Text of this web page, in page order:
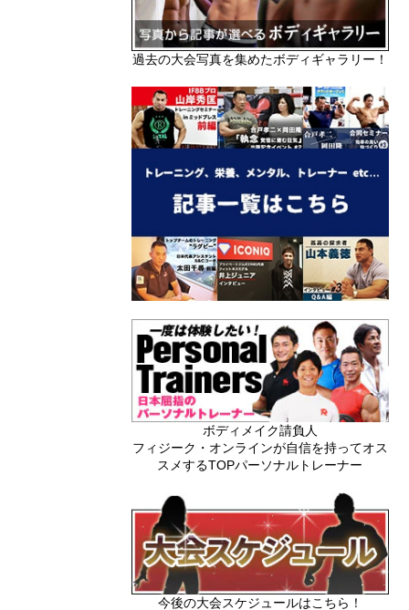
過去の大会写真を集めたボディギャラリー！
ボディメイク請負人
フィジーク・オンラインが自信を持ってオス
スメするTOPパーソナルトレーナー
今後の大会スケジュールはこちら！